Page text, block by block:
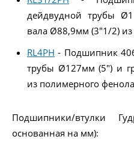
дейдвудной трубы
вала Ø88,9мм (3"1/2)
RL4PH - Подшипник
трубы Ø127мм (5") и
из полимерного
Подшипники/втулки
основанная на мм):